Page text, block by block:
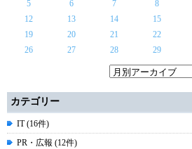
5
6 7 8
12
13 14 15
19
20 21 22
26
27 28 29
カテゴリー
IT (16件)
PR・広報 (12件)